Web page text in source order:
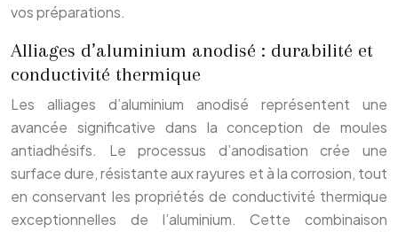
vos préparations.
Alliages d’aluminium anodisé : durabilité et
conductivité thermique
Les alliages d’aluminium anodisé représentent une
avancée significative dans la conception de moules
antiadhésifs. Le processus d’anodisation crée une
surface dure, résistante aux rayures et à la corrosion, tout
en conservant les propriétés de conductivité thermique
exceptionnelles de l’aluminium. Cette combinaison